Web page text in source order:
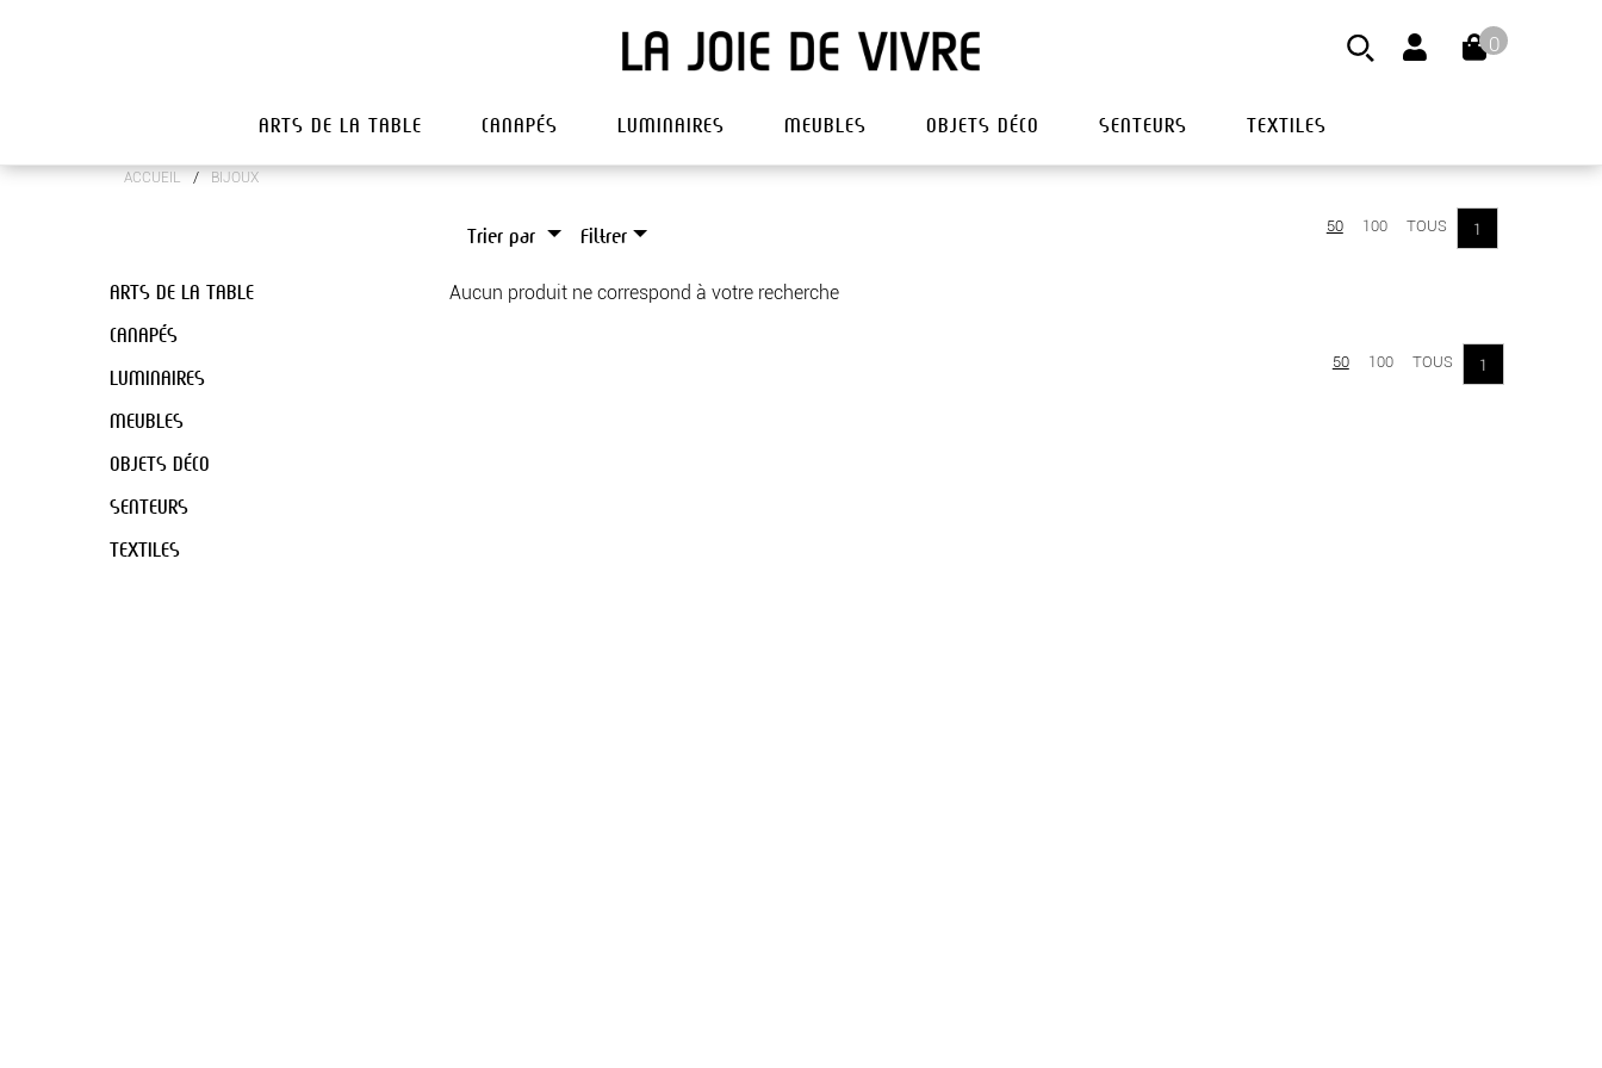
0
ARTS DE LA TABLE CANAPÉS LUMINAIRES MEUBLES OBJETS DÉCO SENTEURS TEXTILES
ACCUEIL / BIJOUX
ARTS DE LA TABLE
CANAPÉS
LUMINAIRES
MEUBLES
OBJETS DÉCO
SENTEURS
TEXTILES
Filtrer
Trier par 50 100 TOUS 1
Aucun produit ne correspond à votre recherche
50 100 TOUS 1